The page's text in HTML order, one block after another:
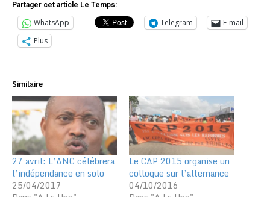
Partager cet article Le Temps:
WhatsApp Telegram
E-mail
Plus
Similaire
27 avril: L’ANC célébrera
l’indépendance en solo
25/04/2017
Le CAP 2015 organise un
colloque sur l’alternance
04/10/2016